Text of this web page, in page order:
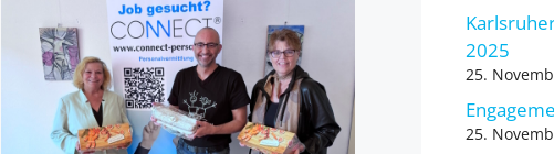
2025
25.
25.